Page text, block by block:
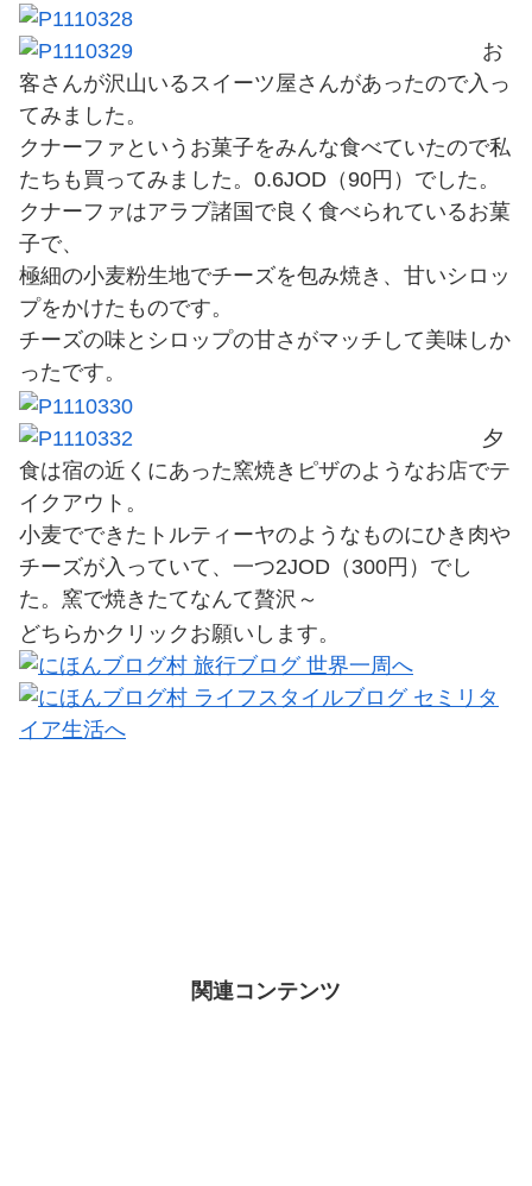
お
客さんが沢山いるスイーツ屋さんがあったので入っ
てみました。
クナーファというお菓子をみんな食べていたので私
たちも買ってみました。0.6JOD（90円）でした。
クナーファはアラブ諸国で良く食べられているお菓
子で、
極細の小麦粉生地でチーズを包み焼き、甘いシロッ
プをかけたものです。
チーズの味とシロップの甘さがマッチして美味しか
ったです。
夕
食は宿の近くにあった窯焼きピザのようなお店でテ
イクアウト。
小麦でできたトルティーヤのようなものにひき肉や
チーズが入っていて、一つ2JOD（300円）でし
た。窯で焼きたてなんて贅沢～
どちらかクリックお願いします。
関連コンテンツ